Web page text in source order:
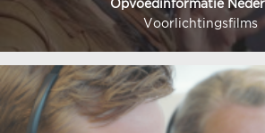
Opvoedinformatie
Voorlichtingsfilms